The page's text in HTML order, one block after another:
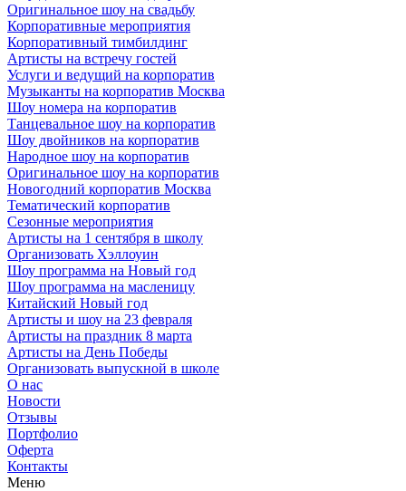
Оригинальное шоу на свадьбу
Корпоративные мероприятия
Корпоративный тимбилдинг
Артисты на встречу гостей
Услуги и ведущий на корпоратив
Музыканты на корпоратив Москва
Шоу номера на корпоратив
Танцевальное шоу на корпоратив
Шоу двойников на корпоратив
Народное шоу на корпоратив
Оригинальное шоу на корпоратив
Новогодний корпоратив Москва
Тематический корпоратив
Сезонные мероприятия
Артисты на 1 сентября в школу
Организовать Хэллоуин
Шоу программа на Новый год
Шоу программа на масленицу
Китайский Новый год
Артисты и шоу на 23 февраля
Артисты на праздник 8 марта
Артисты на День Победы
Организовать выпускной в школе
О нас
Новости
Отзывы
Портфолио
Оферта
Контакты
Меню